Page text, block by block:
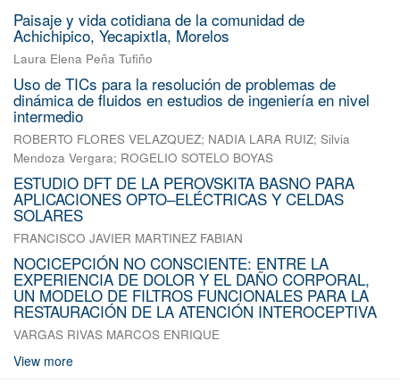
Paisaje y vida cotidiana de la comunidad de
Achichipico, Yecapixtla, Morelos
Laura Elena Peña Tufiño
Uso de TICs para la resolución de problemas de
dinámica de fluidos en estudios de ingeniería en nivel
intermedio
ROBERTO FLORES VELAZQUEZ; NADIA LARA RUIZ; Silvia
Mendoza Vergara; ROGELIO SOTELO BOYAS
ESTUDIO DFT DE LA PEROVSKITA BASNO PARA
APLICACIONES OPTO–ELÉCTRICAS Y CELDAS
SOLARES
FRANCISCO JAVIER MARTINEZ FABIAN
NOCICEPCIÓN NO CONSCIENTE: ENTRE LA
EXPERIENCIA DE DOLOR Y EL DAÑO CORPORAL,
UN MODELO DE FILTROS FUNCIONALES PARA LA
RESTAURACIÓN DE LA ATENCIÓN INTEROCEPTIVA
VARGAS RIVAS MARCOS ENRIQUE
View more